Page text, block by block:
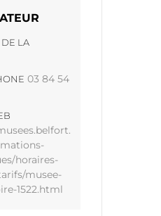
DE LA
03 84 54
horaires-
musee-
1522.html